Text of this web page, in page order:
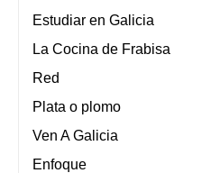
Estudiar en Galicia
La Cocina de Frabisa
Red
Plata o plomo
Ven A Galicia
Enfoque